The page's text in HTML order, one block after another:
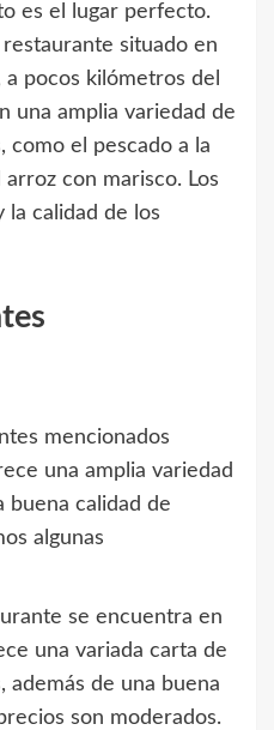
es el lugar perfecto.
situado en
a pocos kilómetros del
una amplia variedad de
como el pescado a la
con marisco. Los
la calidad de los
mencionados
una amplia variedad
buena calidad de
algunas
se encuentra en
una variada carta de
además de una buena
son moderados.